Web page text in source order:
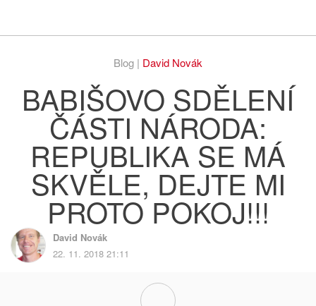
Blog | David Novák
BABIŠOVO SDĚLENÍ
ČÁSTI NÁRODA:
REPUBLIKA SE MÁ
SKVĚLE, DEJTE MI
PROTO POKOJ!!!
David Novák
22. 11. 2018 21:11